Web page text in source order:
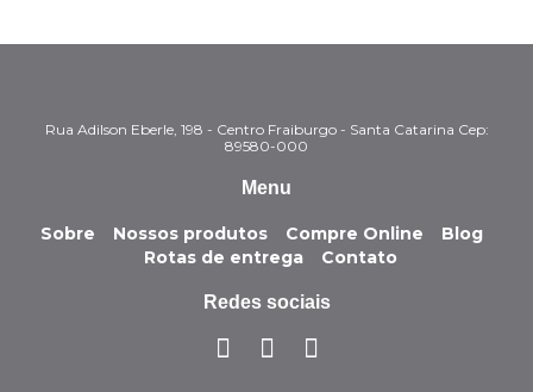
Rua Adilson Eberle, 198 - Centro Fraiburgo - Santa Catarina Cep:
89580-000
Menu
Sobre Nossos produtos Compre Online
Blog
Rotas de entrega
Contato
Redes sociais